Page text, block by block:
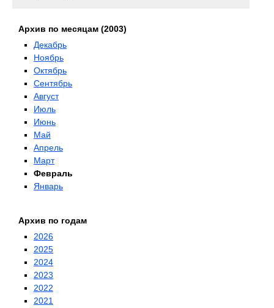
Архив по месяцам (2003)
Декабрь
Ноябрь
Октябрь
Сентябрь
Август
Июль
Июнь
Май
Апрель
Март
Февраль
Январь
Архив по годам
2026
2025
2024
2023
2022
2021